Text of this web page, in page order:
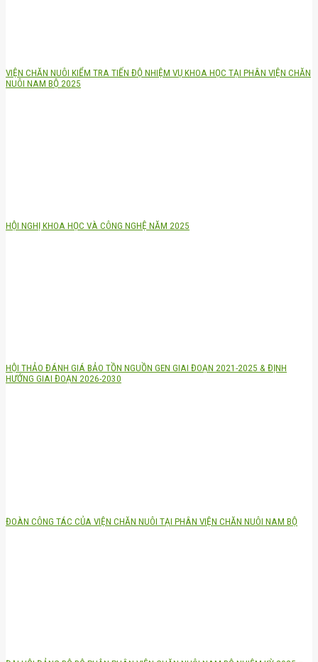
VIỆN CHĂN NUÔI KIỂM TRA TIẾN ĐỘ NHIỆM VỤ KHOA HỌC TẠI PHÂN VIỆN CHĂN
NUÔI NAM BỘ 2025
HỘI NGHỊ KHOA HỌC VÀ CÔNG NGHỆ NĂM 2025
HỘI THẢO ĐÁNH GIÁ BẢO TỒN NGUỒN GEN GIAI ĐOẠN 2021-2025 & ĐỊNH
HƯỚNG GIAI ĐOẠN 2026-2030
ĐOÀN CÔNG TÁC CỦA VIỆN CHĂN NUÔI TẠI PHÂN VIỆN CHĂN NUÔI NAM BỘ